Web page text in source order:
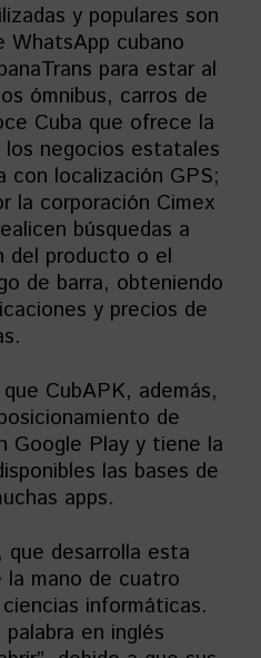
y populares son
WhatsApp cubano
para estar al
ómnibus, carros de
Cuba que ofrece la
negocios estatales
con localización GPS;
la corporación Cimex
búsquedas a
del producto o el
de barra, obteniendo
y precios de
CubAPK, además,
de
Google Play y tiene la
las bases de
apps.
que desarrolla esta
la mano de cuatro
informáticas.
en inglés